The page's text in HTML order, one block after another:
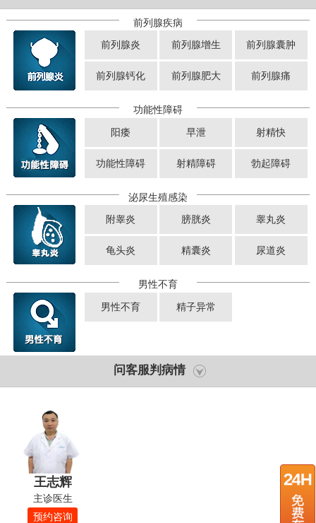
前列腺疾病
前列腺炎 前列腺增生 前列腺囊肿
前列腺钙化 前列腺肥大 前列腺痛
功能性障碍
阳痿 早泄 射精快
功能性障碍 射精障碍 勃起障碍
泌尿生殖感染
附睾炎 膀胱炎 睾丸炎
龟头炎 精囊炎 尿道炎
男性不育
男性不育 精子异常
问客服判病情
王志辉
主诊医生
预约咨询